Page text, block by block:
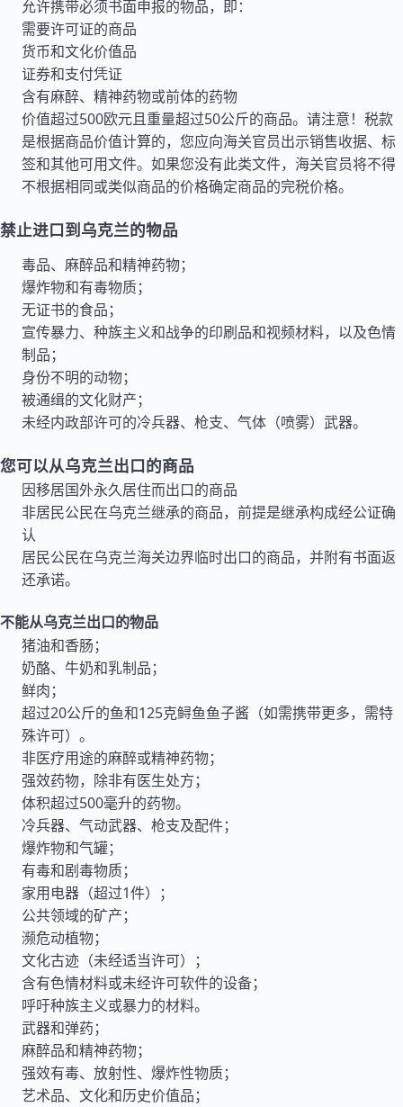
允许携带必须书面申报的物品，即：
需要许可证的商品
货币和文化价值品
证券和支付凭证
含有麻醉、精神药物或前体的药物
价值超过500欧元且重量超过50公斤的商品。请注意！税款
是根据商品价值计算的，您应向海关官员出示销售收据、标
签和其他可用文件。如果您没有此类文件，海关官员将不得
不根据相同或类似商品的价格确定商品的完税价格。
禁止进口到乌克兰的物品
毒品、麻醉品和精神药物；
爆炸物和有毒物质；
无证书的食品；
宣传暴力、种族主义和战争的印刷品和视频材料，以及色情
制品；
身份不明的动物；
被通缉的文化财产；
未经内政部许可的冷兵器、枪支、气体（喷雾）武器。
您可以从乌克兰出口的商品
因移居国外永久居住而出口的商品
非居民公民在乌克兰继承的商品，前提是继承构成经公证确
认
居民公民在乌克兰海关边界临时出口的商品，并附有书面返
还承诺。
不能从乌克兰出口的物品
猪油和香肠；
奶酪、牛奶和乳制品；
鲜肉；
超过20公斤的鱼和125克鲟鱼鱼子酱（如需携带更多，需特
殊许可）。
非医疗用途的麻醉或精神药物；
强效药物，除非有医生处方；
体积超过500毫升的药物。
冷兵器、气动武器、枪支及配件；
爆炸物和气罐；
有毒和剧毒物质；
家用电器（超过1件）；
公共领域的矿产；
濒危动植物；
文化古迹（未经适当许可）；
含有色情材料或未经许可软件的设备；
呼吁种族主义或暴力的材料。
武器和弹药；
麻醉品和精神药物；
强效有毒、放射性、爆炸性物质；
艺术品、文化和历史价值品；